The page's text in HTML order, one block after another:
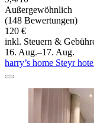
Außergewöhnlich
(148 Bewertungen)
120 €
inkl. Steuern &
16. Aug.–17. Aug.
harry’s home Steyr